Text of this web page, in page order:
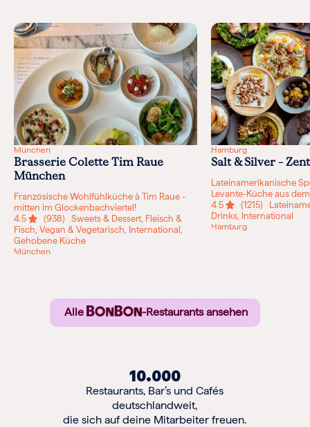
München
Brasserie Colette Tim Raue
München
Französische Wohlfühlküche à Tim Raue -
mitten im Glockenbachviertel!
4.5
(938) Sweets & Dessert, Fleisch &
Fisch, Vegan & Vegetarisch, International,
Gehobene Küche
München
Hamburg
Salt & Silver –
Lateinamerikanische
Levante-Küche aus
4.5
(1215)
Drinks, International
Hamburg
Alle -Restaurants ansehen
10.000
Restaurants, Bar’s und Cafés
deutschlandweit,
die sich auf deine Mitarbeiter freuen.